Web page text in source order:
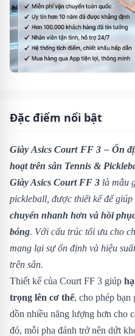
Đặc điểm nổi bật
Giày Asics Court FF 3 – Ổn
hoạt trên sân Tennis &
Giày Asics Court FF 3 là mẫu
pickleball, được thiết kế để
chuyển nhanh hơn và hồi
bóng. Với cấu trúc tối ưu cho
mang lại sự ổn định và hiệu
trên sân.
Thiết kế của Court FF 3 giúp
trọng lên cơ thể, cho phép bạn
dồn nhiều năng lượng hơn cho
đó, mỗi pha đánh trở nên dứt